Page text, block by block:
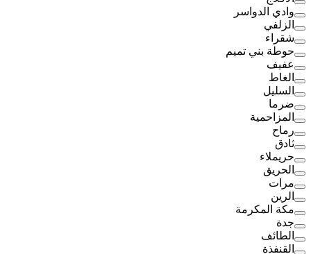
وادي الدواسر
الزلفي
شقراء
حوطة بني تميم
عفيف
الغاط
السليل
ضرما
المزاحمية
رماح
ثادق
حريملاء
الحريق
مرات
الرين
مكة المكرمة
جدة
الطائف
القنفذة